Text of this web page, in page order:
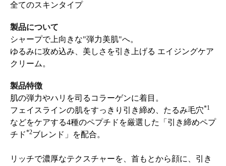
全てのスキンタイプ
製品について
シャープで上向きな"弾力美肌"へ。
ゆるみに攻め込み、美しさを引き上げる エイジングケア
クリーム。
製品特徴
肌の弾力やハリを司るコラーゲンに着目。
フェイスラインの肌をすっきり引き締め、たるみ毛穴*1
などをケアする4種のペプチドを厳選した「引き締めペプ
チド*2ブレンド」を配合。
リッチで濃厚なテクスチャーを、首もとから顔に、引き